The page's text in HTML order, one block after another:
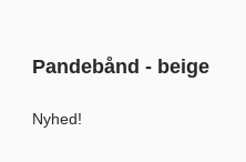
Pandebånd - beige
Nyhed!